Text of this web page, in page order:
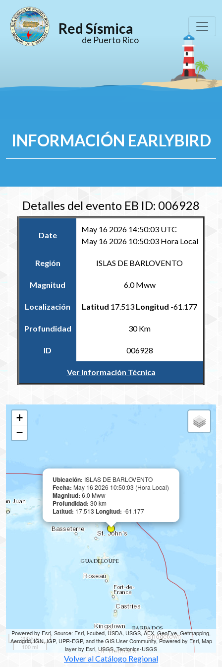
Red Sísmica
de Puerto Rico
INFORMACIÓN EARLYBIRD
Detalles del evento EB ID: 006928
Date
May 16 2026 14:50:03 UTC
May 16 2026 10:50:03 Hora Local
Región ISLAS DE BARLOVENTO
Magnitud 6.0 Mww
Localización Latitud 17.513 Longitud -61.177
Profundidad 30 Km
ID 006928
Ver Información Técnica
Ubicación: ISLAS DE BARLOVENTO
Fecha: May 16 2026 10:50:03 (Hora Local)
Magnitud: 6.0 Mww
Profundidad: 30 km
Latitud: 17.513 Longitud: -61.177
+
−
200 km
100 mi
Powered by Esri, Source: Esri, i-cubed, USDA, USGS, AEX, GeoEye, Getmapping,
Aerogrid, IGN, IGP, UPR-EGP, and the GIS User Community, Powered by Esri, Map
layer by Esri, USGS, Tectonics-USGS
Volver al Catálogo Regional